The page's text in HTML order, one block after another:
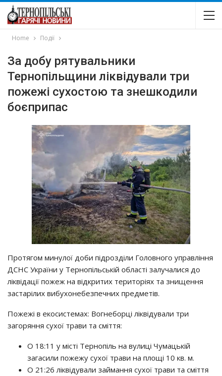
Home Події
За добу рятувальники
Тернопільщини ліквідували три
пожежі сухостою та знешкодили
боєприпас
Протягом минулої доби підрозділи Головного управління
ДСНС України у Тернопільській області залучалися до
ліквідації пожеж на відкритих територіях та знищення
застарілих вибухонебезпечних предметів.
Пожежі в екосистемах: Вогнеборці ліквідували три
загоряння сухої трави та сміття:
О 18:11 у місті Тернопіль на вулиці Чумацькій
загасили пожежу сухої трави на площі 10 кв. м.
О 21:26 ліквідували займання сухої трави та сміття